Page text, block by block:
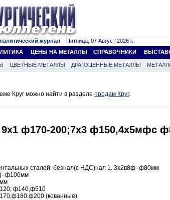
журнал Пятница, 07 Август 2026 г.
ЦЕНЫ НА МЕТАЛЛЫ СПРАВОЧНИКИ
ЦВЕТНЫЕ МЕТАЛЛЫ ДРАГОЦЕННЫЕ МЕТАЛЛЫ
Круг можно найти в разделе продам Круг.
9х1 ф170-200;7х3 ф150,4х5мфс
сталей: безнал(с НДС)нал 1. 3х2в8ф- ф80мм
ф100мм
ф140,ф510
(кованные)